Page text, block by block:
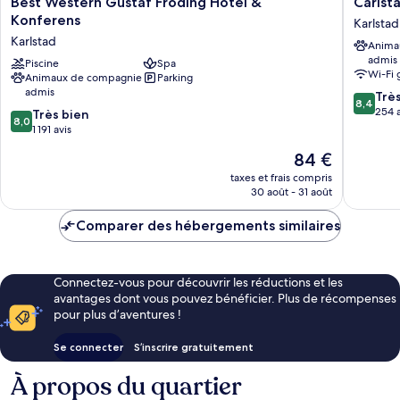
Western
Fröding
Hotel
&
Konferens
Karlstad
Konferens
Karlstad
Piscine
Spa
Animaux de compagnie
admis
Parking
8.0
sur
8,0 Très bien
1 191 avis
Le
nouveau
prix
de
84 €
taxes et frais compris
30 août - 31 août
Hostel
Sport
Karlstad
Karlstad
admis
Wi-Fi
8.4
sur
8,4
254
Comparer des hébergements similaires
Connectez-vous pour découvrir les réductions et les
avantages dont vous pouvez bénéficier. Plus de récompenses
pour plus d’aventures !
Se connecter S’inscrire gratuitement
À propos du quartier